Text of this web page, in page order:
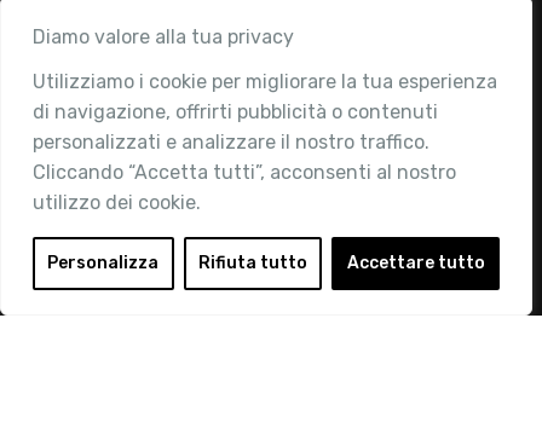
Diamo valore alla tua privacy
Utilizziamo i cookie per migliorare la tua esperienza
di navigazione, offrirti pubblicità o contenuti
personalizzati e analizzare il nostro traffico.
Cliccando “Accetta tutti”, acconsenti al nostro
utilizzo dei cookie.
Personalizza Rifiuta tutto Accettare tutto
Associazione
Chi siamo
Attività
Contatti
Area Riservata
Login
Diventa Socio